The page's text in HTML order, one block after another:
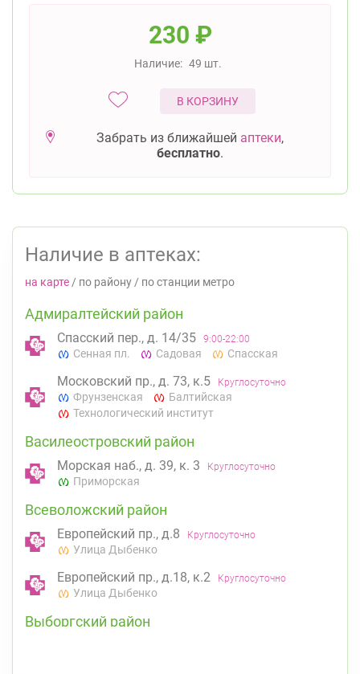
230 ₽
Наличие: 49 шт.
В КОРЗИНУ
Забрать из ближайшей аптеки,
бесплатно.
Наличие в аптеках:
на карте / по району / по станции метро
Адмиралтейский район
Спасский пер., д. 14/35 9:00-22:00
Сенная пл. Садовая Спасская
Московский пр., д. 73, к.5 Круглосуточно
Фрунзенская
Балтийская
Технологический институт
Василеостровский район
Морская наб., д. 39, к. 3 Круглосуточно
Приморская
Всеволожский район
Европейский пр., д.8 Круглосуточно
Улица Дыбенко
Европейский пр., д.18, к.2 Круглосуточно
Улица Дыбенко
Выборгский район